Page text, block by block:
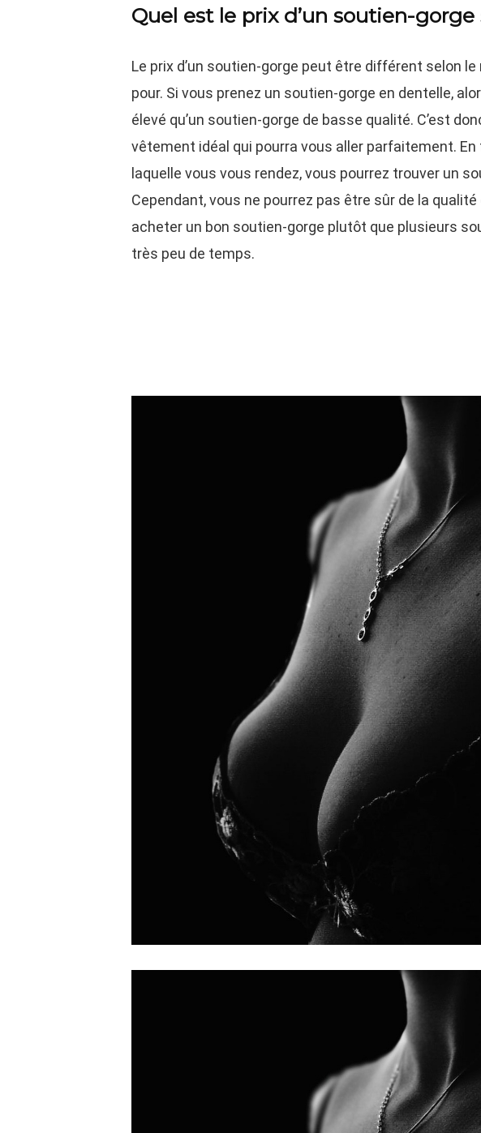
Quel est le prix d’un soutien-
Le prix d’un soutien-gorge peut être différent selon
pour. Si vous prenez un soutien-gorge en dentelle,
élevé qu’un soutien-gorge de basse qualité. C’est
vêtement idéal qui pourra vous aller parfaitement.
laquelle vous vous rendez, vous pourrez trouver un
Cependant, vous ne pourrez pas être sûr de la
acheter un bon soutien-gorge plutôt que plusieurs
très peu de temps.